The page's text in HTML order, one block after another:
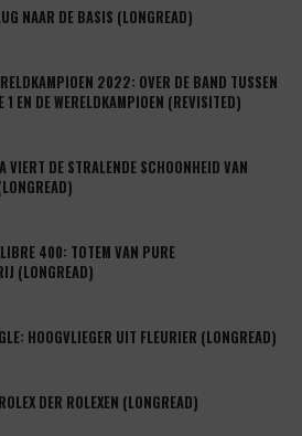
NAAR DE BASIS (LONGREAD)
2022: OVER DE BAND TUSSEN
1 EN DE WERELDKAMPIOEN (REVISITED)
VIERT DE STRALENDE SCHOONHEID VAN
400: TOTEM VAN PURE
(LONGREAD)
HOOGVLIEGER UIT FLEURIER (LONGREAD)
DER ROLEXEN (LONGREAD)